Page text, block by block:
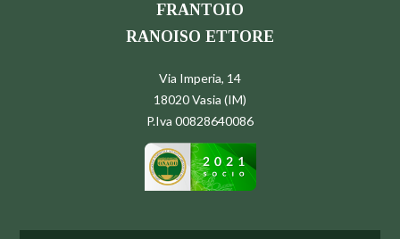
FRANTOIO
RANOISO ETTORE
Via Imperia, 14
18020 Vasia (IM)
P.Iva 00828640086